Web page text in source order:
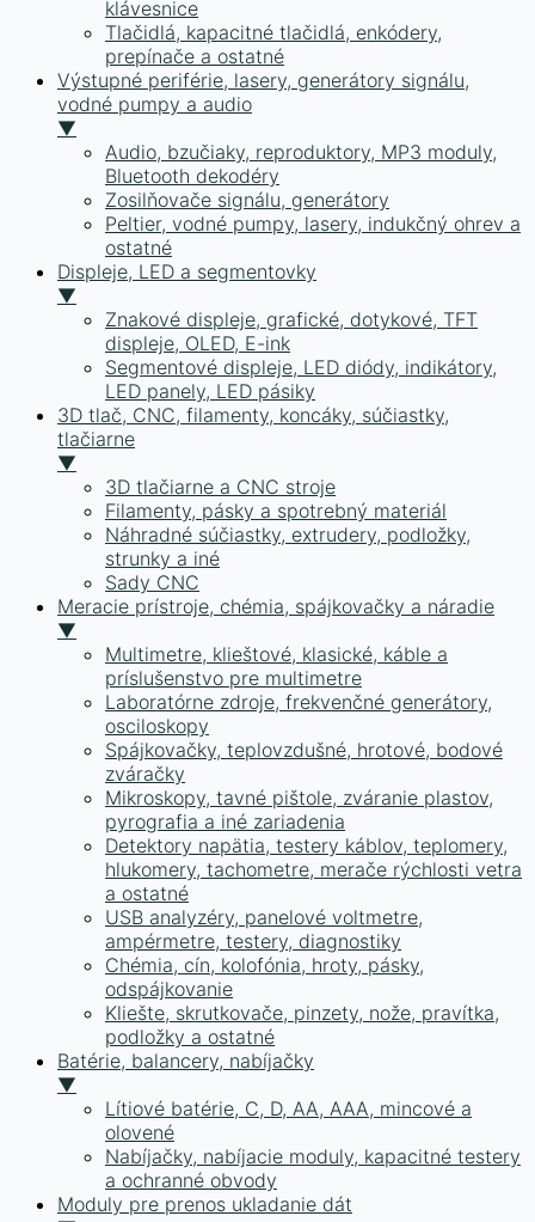
klávesnice
Tlačidlá, kapacitné tlačidlá, enkódery,
prepínače a ostatné
Výstupné periférie, lasery, generátory signálu,
vodné pumpy a audio
▼
Audio, bzučiaky, reproduktory, MP3 moduly,
Bluetooth dekodéry
Zosilňovače signálu, generátory
Peltier, vodné pumpy, lasery, indukčný ohrev a
ostatné
Displeje, LED a segmentovky
▼
Znakové displeje, grafické, dotykové, TFT
displeje, OLED, E-ink
Segmentové displeje, LED diódy, indikátory,
LED panely, LED pásiky
3D tlač, CNC, filamenty, koncáky, súčiastky,
tlačiarne
▼
3D tlačiarne a CNC stroje
Filamenty, pásky a spotrebný materiál
Náhradné súčiastky, extrudery, podložky,
strunky a iné
Sady CNC
Meracie prístroje, chémia, spájkovačky a náradie
▼
Multimetre, klieštové, klasické, káble a
príslušenstvo pre multimetre
Laboratórne zdroje, frekvenčné generátory,
osciloskopy
Spájkovačky, teplovzdušné, hrotové, bodové
zváračky
Mikroskopy, tavné pištole, zváranie plastov,
pyrografia a iné zariadenia
Detektory napätia, testery káblov, teplomery,
hlukomery, tachometre, merače rýchlosti vetra
a ostatné
USB analyzéry, panelové voltmetre,
ampérmetre, testery, diagnostiky
Chémia, cín, kolofónia, hroty, pásky,
odspájkovanie
Kliešte, skrutkovače, pinzety, nože, pravítka,
podložky a ostatné
Batérie, balancery, nabíjačky
▼
Lítiové batérie, C, D, AA, AAA, mincové a
olovené
Nabíjačky, nabíjacie moduly, kapacitné testery
a ochranné obvody
Moduly pre prenos ukladanie dát